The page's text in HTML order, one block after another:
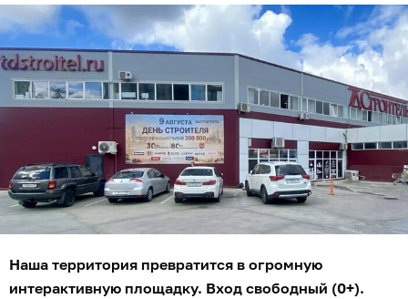
Наша территория превратится в огромную
интерактивную площадку. Вход свободный (0+).